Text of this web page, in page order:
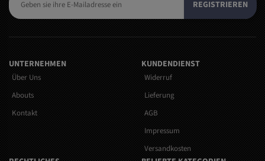
REGISTRIEREN
UNTERNEHMEN
Über Uns
Abouts
Kontakt
KUNDENDIENST
Widerruf
Lieferung
AGB
Impressum
Versandkosten